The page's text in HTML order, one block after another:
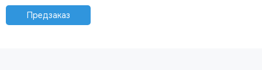
Предзаказ